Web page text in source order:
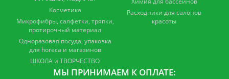
Косметика
Микрофибры, салфетки, тряпки,
протирочный материал
Одноразовая посуда, упаковка
для horeca и магазинов
ШКОЛА и ТВОРЧЕСТВО
Расходники для салонов
красоты
МЫ ПРИНИМАЕМ К ОПЛАТЕ: